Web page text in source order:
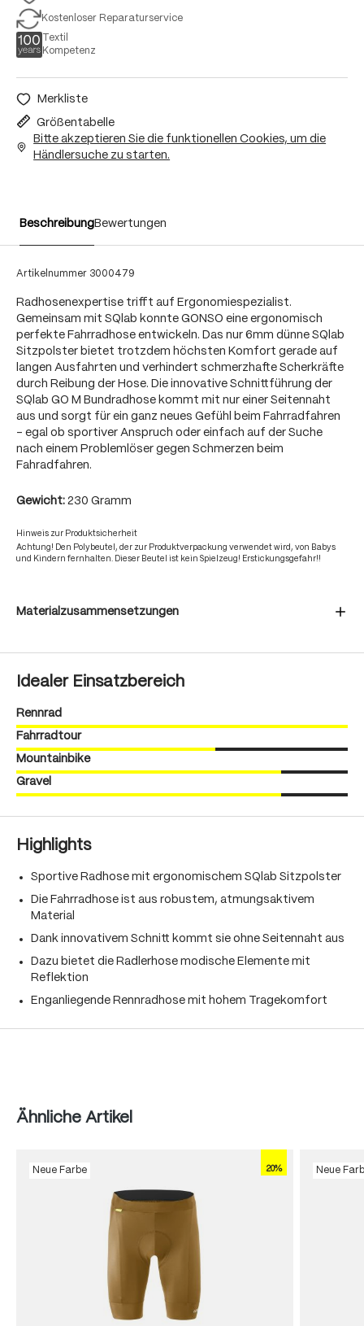
Kostenloser Reparaturservice
Textil
Kompetenz
Merkliste
Größentabelle
Bitte akzeptieren Sie die funktionellen Cookies, um die
Händlersuche zu starten.
BeschreibungBewertungen
Artikelnummer 3000479
Radhosenexpertise trifft auf Ergonomiespezialist.
Gemeinsam mit SQlab konnte GONSO eine ergonomisch
perfekte Fahrradhose entwickeln. Das nur 6mm dünne SQlab
Sitzpolster bietet trotzdem höchsten Komfort gerade auf
langen Ausfahrten und verhindert schmerzhafte Scherkräfte
durch Reibung der Hose. Die innovative Schnittführung der
SQlab GO M Bundradhose kommt mit nur einer Seitennaht
aus und sorgt für ein ganz neues Gefühl beim Fahrradfahren
- egal ob sportiver Anspruch oder einfach auf der Suche
nach einem Problemlöser gegen Schmerzen beim
Fahradfahren.
Gewicht: 230 Gramm
Hinweis zur Produktsicherheit
Achtung! Den Polybeutel, der zur Produktverpackung verwendet wird, von Babys
und Kindern fernhalten. Dieser Beutel ist kein Spielzeug! Erstickungsgefahr!!
Materialzusammensetzungen
Idealer Einsatzbereich
Rennrad
Fahrradtour
Mountainbike
Gravel
Highlights
Sportive Radhose mit ergonomischem SQlab Sitzpolster
Die Fahrradhose ist aus robustem, atmungsaktivem
Material
Dank innovativem Schnitt kommt sie ohne Seitennaht aus
Dazu bietet die Radlerhose modische Elemente mit
Reflektion
Enganliegende Rennradhose mit hohem Tragekomfort
Produktgalerie überspringen
Ähnliche Artikel
20%
Neue Farbe Neue